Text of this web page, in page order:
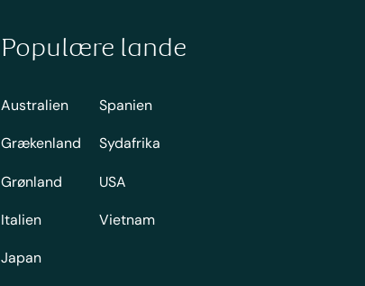
Populære lande
Australien
Grækenland
Grønland
Italien
Japan
Spanien
Sydafrika
USA
Vietnam